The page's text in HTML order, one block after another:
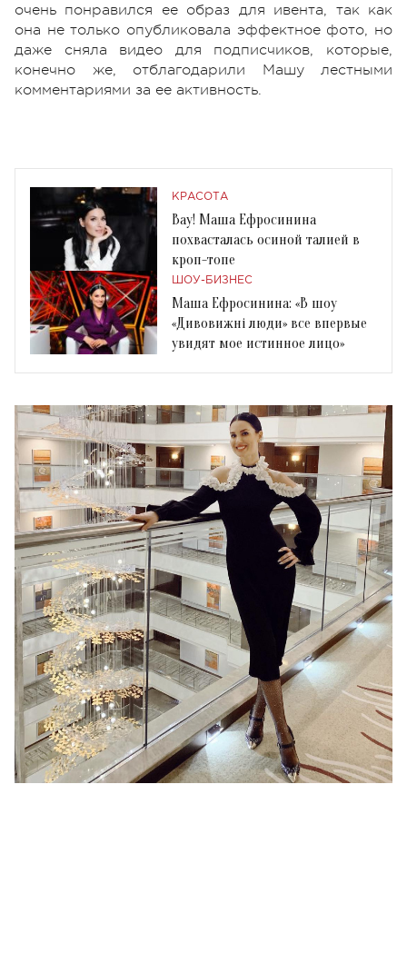
очень понравился ее образ для ивента, так как
она не только опубликовала эффектное фото, но
даже сняла видео для подписчиков, которые,
конечно же, отблагодарили Машу лестными
комментариями за ее активность.
КРАСОТА
Вау! Маша Ефросинина
похвасталась осиной талией в
кроп-топе
ШОУ-БИЗНЕС
Маша Ефросинина: «В шоу
«Дивовижні люди» все впервые
увидят мое истинное лицо»